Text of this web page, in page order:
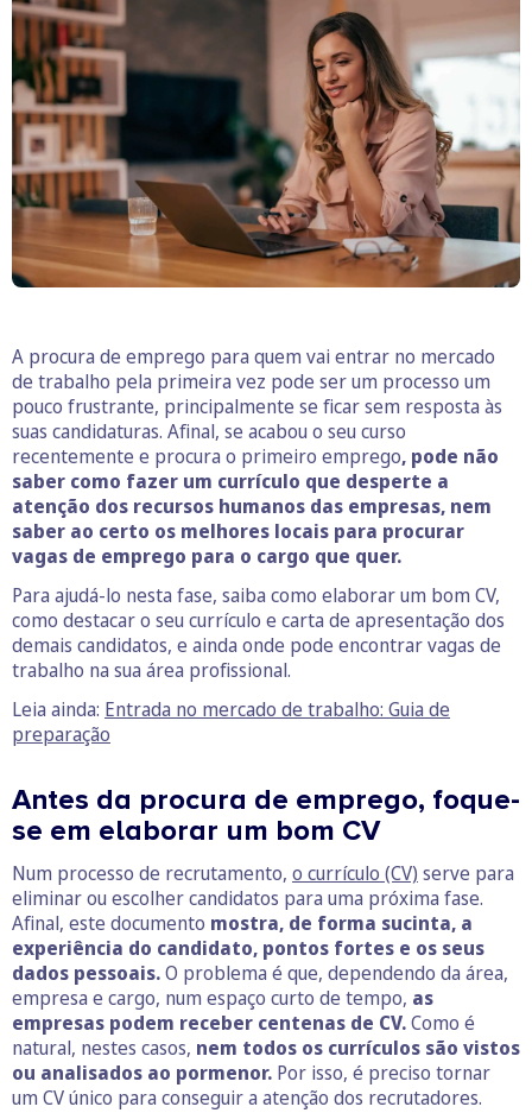
A procura de emprego para quem vai entrar no mercado
de trabalho pela primeira vez pode ser um processo um
pouco frustrante, principalmente se ficar sem resposta às
suas candidaturas. Afinal, se acabou o seu curso
recentemente e procura o primeiro emprego, pode não
saber como fazer um currículo que desperte a
atenção dos recursos humanos das empresas, nem
saber ao certo os melhores locais para procurar
vagas de emprego para o cargo que quer.
Para ajudá-lo nesta fase, saiba como elaborar um bom CV,
como destacar o seu currículo e carta de apresentação dos
demais candidatos, e ainda onde pode encontrar vagas de
trabalho na sua área profissional.
Leia ainda: Entrada no mercado de trabalho: Guia de
preparação
Antes da procura de emprego, foque-
se em elaborar um bom CV
Num processo de recrutamento, o currículo (CV) serve para
eliminar ou escolher candidatos para uma próxima fase.
Afinal, este documento mostra, de forma sucinta, a
experiência do candidato, pontos fortes e os seus
dados pessoais.O problema é que, dependendo da área,
empresa e cargo, num espaço curto de tempo, as
empresas podem receber centenas de CV.Como é
natural, nestes casos, nem todos os currículos são vistos
ou analisados ao pormenor. Por isso, é preciso tornar
um CV único para conseguir a atenção dos recrutadores.